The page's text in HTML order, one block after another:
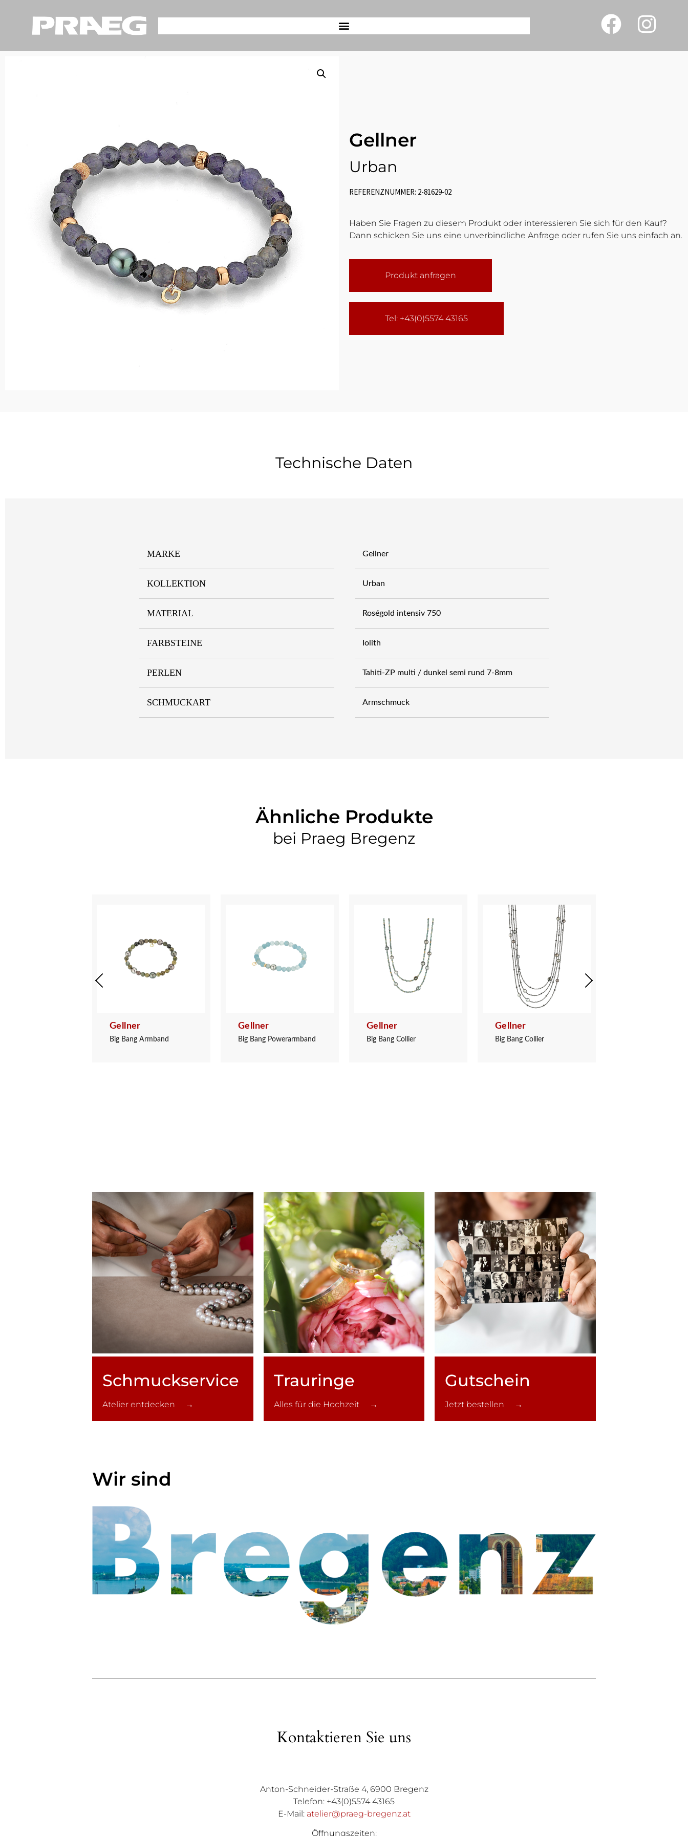
Gellner
Urban
REFERENZNUMMER: 2-81629-02
Haben Sie Fragen zu diesem Produkt oder interessieren Sie sich für den Kauf?
Dann schicken Sie uns eine unverbindliche Anfrage oder rufen Sie uns einfach an.
Produkt anfragen
Tel: +43(0)5574 43165
Technische Daten
MARKE Gellner
KOLLEKTION Urban
MATERIAL Roségold intensiv 750
FARBSTEINE Iolith
PERLEN Tahiti-ZP multi / dunkel semi rund 7-8mm
SCHMUCKART Armschmuck
Ähnliche Produkte
bei Praeg Bregenz
Gellner
Big Bang Armband
Gellner
Big Bang Powerarmband
Gellner
Big Bang Collier
Gellner
Big Bang Collier
Schmuck­service
Atelier entdecken →
Trauringe
Alles für die Hochzeit →
Gutschein
Jetzt bestellen →
Wir sind
Kontaktieren Sie uns
Anton-Schneider-Straße 4, 6900 Bregenz
Telefon: +43(0)5574 43165
E-Mail: atelier@praeg-bregenz.at
Öffnungszeiten: